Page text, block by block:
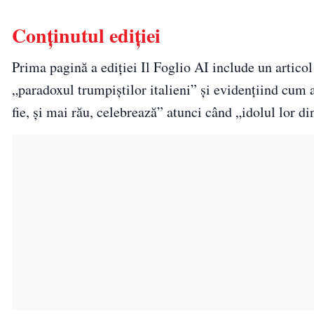
Conținutul ediției
Prima pagină a ediției Il Foglio AI include un
„paradoxul trumpiștilor italieni” și evidențiind cum
fie, și mai rău, celebrează” atunci când „idolul lor